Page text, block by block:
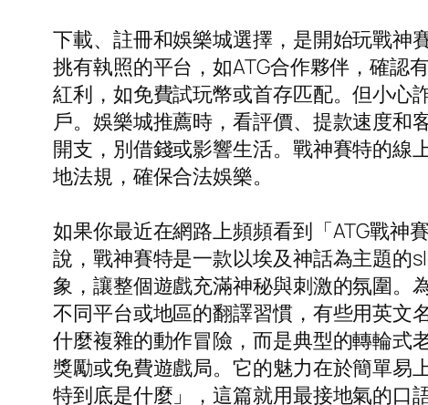
下載、註冊和娛樂城選擇，是開始玩戰神
挑有執照的平台，如ATG合作夥伴，確認
紅利，如免費試玩幣或首存匹配。但小心
戶。娛樂城推薦時，看評價、提款速度和
開支，別借錢或影響生活。戰神賽特的線
地法規，確保合法娛樂。
如果你最近在網路上頻頻看到「ATG戰神
說，戰神賽特是一款以埃及神話為主題的
象，讓整個遊戲充滿神秘與刺激的氛圍。
不同平台或地區的翻譯習慣，有些用英文
什麼複雜的動作冒險，而是典型的轉輪式
獎勵或免費遊戲局。它的魅力在於簡單易
特到底是什麼」，這篇就用最接地氣的口